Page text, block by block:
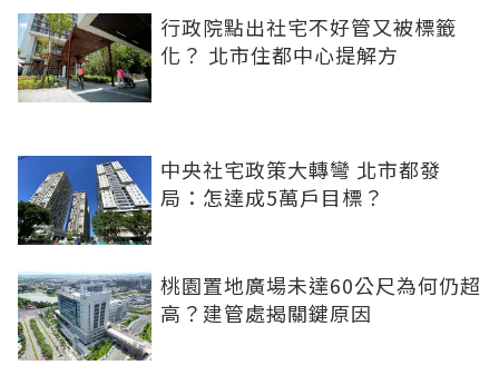
行政院點出社宅不好管又被標籤
化？ 北市住都中心提解方
中央社宅政策大轉彎 北市都發
局：怎達成5萬戶目標？
桃園置地廣場未達60公尺為何仍超
高？建管處揭關鍵原因